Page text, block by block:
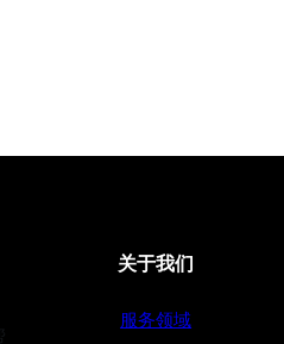
关于我们
服务领域